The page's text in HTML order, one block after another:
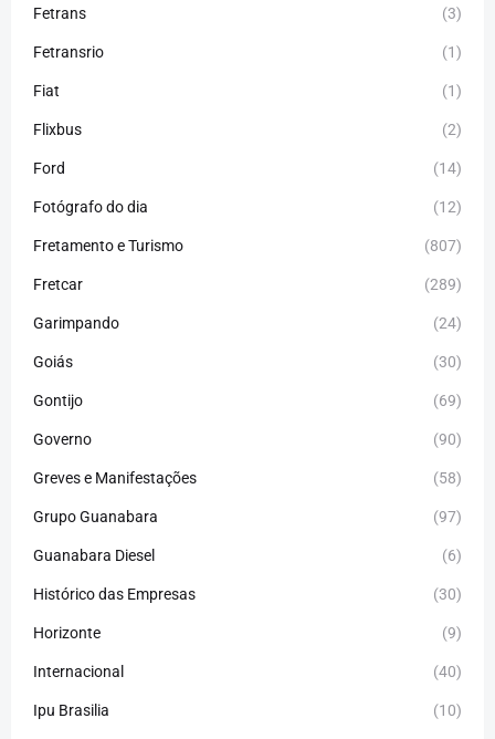
Fetrans (3)
Fetransrio (1)
Fiat (1)
Flixbus (2)
Ford (14)
Fotógrafo do dia (12)
Fretamento e Turismo (807)
Fretcar (289)
Garimpando (24)
Goiás (30)
Gontijo (69)
Governo (90)
Greves e Manifestações (58)
Grupo Guanabara (97)
Guanabara Diesel (6)
Histórico das Empresas (30)
Horizonte (9)
Internacional (40)
Ipu Brasilia (10)